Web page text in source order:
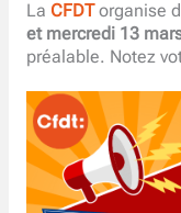
La CFDTorganise
et mercredi 13
préalable. Notez